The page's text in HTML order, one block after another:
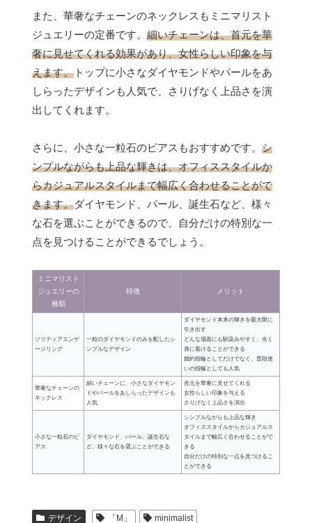
また、華奢なチェーンのネックレスもミニマリスト
ジュエリーの定番です。 細いチェーンは、首元を華
奢に見せてくれる効果があり、女性らしい印象を与
えます。 トップに小さなダイヤモンドやパールをあ
しらったデザインも人気で、さりげなく上品さを演
出してくれます。
さらに、小さな一粒石のピアスもおすすめです。 シ
ンプルながらも上品な輝きは、オフィススタイルか
らカジュアルスタイルまで幅広く合わせることがで
きます。ダイヤモンド、パール、誕生石など、様々
な石を選ぶことができるので、自分だけの特別な一
点を見つけることができるでしょう。
ミニマリスト
ジュエリーの
種類
特徴 メリット
ソリティアエンゲ
ージリング
一粒のダイヤモンドのみを配したシ
ンプルなデザイン
ダイヤモンド本来の輝きを最大限に
引き出す
どんな場面にも馴染みやすく、永く
身に着けることができる
婚約指輪としてだけでなく、普段使
いの指輪としても人気
華奢なチェーンの
ネックレス
細いチェーンに、小さなダイヤモン
ドやパールをあしらったデザインも
人気
首元を華奢に見せてくれる
女性らしい印象を与える
さりげなく上品さを演出
小さな一粒石のピ
アス
ダイヤモンド、パール、誕生石な
ど、様々な石を選ぶことができる
シンプルながらも上品な輝き
オフィススタイルからカジュアルス
タイルまで幅広く合わせることがで
きる
自分だけの特別な一点を見つけるこ
とができる
デザイン 「M」
minimalist